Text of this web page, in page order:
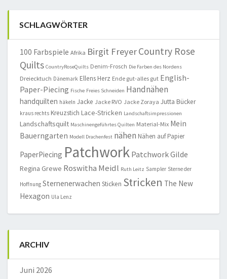
SCHLAGWÖRTER
100 Farbspiele Afrika Birgit FreyerCountry Rose
Quilts CountryRoseQuilts Denim-Frosch Die Farben des Nordens
Dreiecktuch Dänemark Ellens Herz Ende gut-alles gut English-
Paper-Piecing Fische Freies Schneiden Handnähen
handquilten häkeln Jacke Jacke RVO Jacke Zoraya Jutta Bücker
kraus rechts Kreuzstich Lace-Stricken Landschaftsimpressionen
Landschaftsquilt Maschinengeführtes Quilten Material-Mix Mein
Bauerngarten Modell Drachenfest nähen Nähen auf Papier
PaperPiecing Patchwork Patchwork Gilde
Regina Grewe Roswitha Meidl Ruth Leitz Sampler Sterne der
Hoffnung Sternenerwachen Sticken Stricken The New
Hexagon Ula Lenz
ARCHIV
Juni 2026